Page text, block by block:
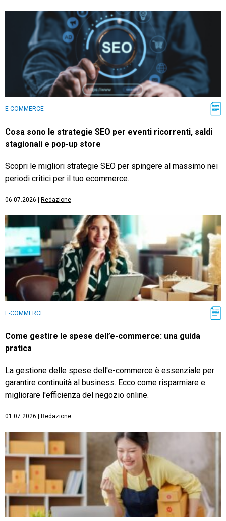
E-COMMERCE
Cosa sono le strategie SEO per eventi ricorrenti, saldi
stagionali e pop-up store
Scopri le migliori strategie SEO per spingere al massimo nei
periodi critici per il tuo ecommerce.
06.07.2026 Redazione
E-COMMERCE
Come gestire le spese dell’e-commerce: una guida
pratica
La gestione delle spese dell'e-commerce è essenziale per
garantire continuità al business. Ecco come risparmiare e
migliorare l'efficienza del negozio online.
01.07.2026 Redazione